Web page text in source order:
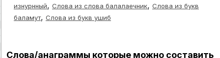
изнурнный, Слова из слова балалаечник, Слова из букв
баламут, Слова из букв ушиб
Слова/анаграммы которые можно составить